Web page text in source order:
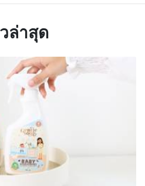
ล่าสุด